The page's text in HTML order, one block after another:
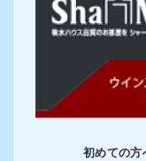
初めての方